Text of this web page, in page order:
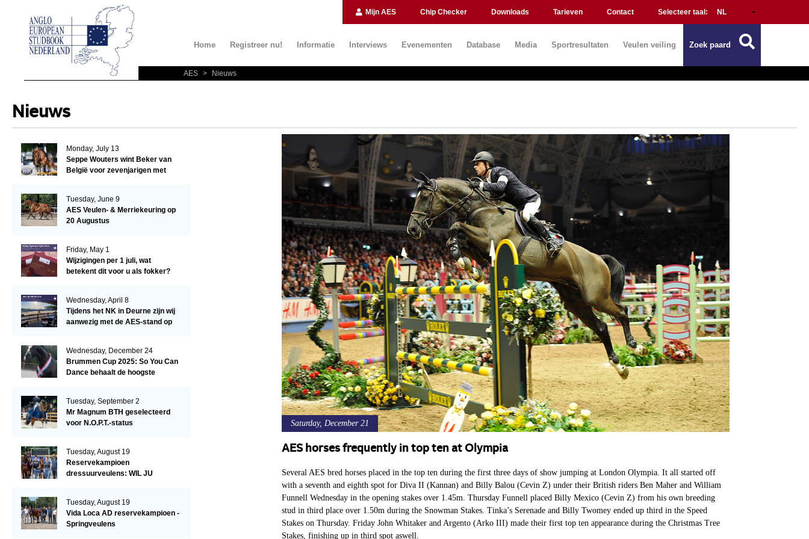
Mijn AES Chip Checker Downloads Tarieven Contact Selecteer taal:
Home Registreer nu! Informatie Interviews Evenementen Database Media Sportresultaten Veulen veiling Zoek paard
AES > Nieuws
Nieuws
Saturday, December 21
AES horses frequently in top ten at Olympia
Several AES bred horses placed in the top ten during the first three days of show jumping at London Olympia. It all started off
with a seventh and eighth spot for Diva II (Kannan) and Billy Balou (Cevin Z) under their British riders Ben Maher and William
Funnell Wednesday in the opening stakes over 1.45m. Thursday Funnell placed Billy Mexico (Cevin Z) from his own breeding
stud in third place over 1.50m during the Snowman Stakes. Tinka’s Serenade and Billy Twomey ended up third in the Speed
Stakes on Thursday. Friday John Whitaker and Argento (Arko III) made their first top ten appearance during the Christmas Tree
Stakes, finishing up in third spot aswell.
Monday, July 13
Seppe Wouters wint Beker van
België voor zevenjarigen met
Tuesday, June 9
AES Veulen- & Merriekeuring op
20 Augustus
Friday, May 1
Wijzigingen per 1 juli, wat
betekent dit voor u als fokker?
Wednesday, April 8
Tijdens het NK in Deurne zijn wij
aanwezig met de AES-stand op
Wednesday, December 24
Brummen Cup 2025: So You Can
Dance behaalt de hoogste
Tuesday, September 2
Mr Magnum BTH geselecteerd
voor N.O.P.T.-status
Tuesday, August 19
Reservekampioen
dressuurveulens: WIL JU
Tuesday, August 19
Vida Loca AD reservekampioen -
Springveulens